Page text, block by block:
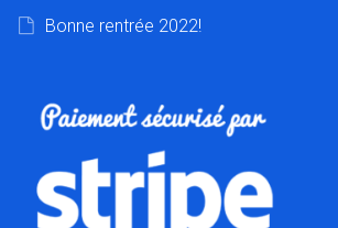
Bonne rentrée 2022!